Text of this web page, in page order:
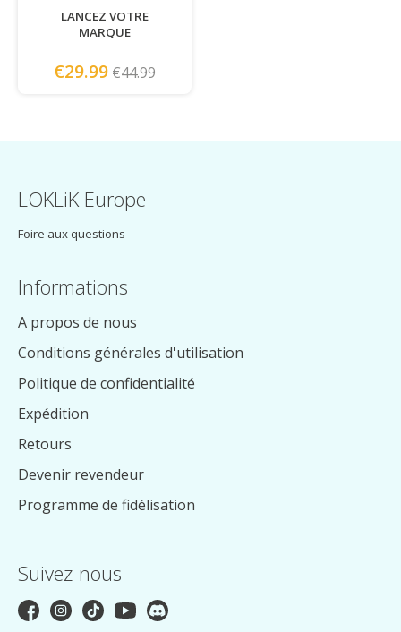
LANCEZ VOTRE
MARQUE
€29.99€44.99
LOKLiK Europe
Foire aux questions
Informations
A propos de nous
Conditions générales d'utilisation
Politique de confidentialité
Expédition
Retours
Devenir revendeur
Programme de fidélisation
Suivez-nous